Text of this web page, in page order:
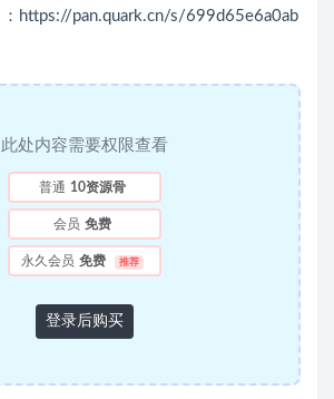
：https://pan.quark.cn/s/699d65e6a0ab
此处内容需要权限查看
普通 10资源骨
会员 免费
永久会员 免费 推荐
登录后购买